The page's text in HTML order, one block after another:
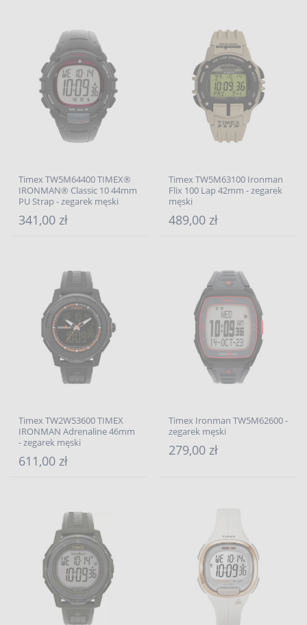
Timex TW5M64400 TIMEX®
IRONMAN® Classic 10 44mm
PU Strap - zegarek męski
341,00 zł
Timex TW5M63100 Ironman
Flix 100 Lap 42mm - zegarek
męski
489,00 zł
Timex TW2W53600 TIMEX
IRONMAN Adrenaline 46mm
- zegarek męski
611,00 zł
Timex Ironman TW5M62600 -
zegarek męski
279,00 zł